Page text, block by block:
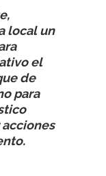
local un
el
de
para